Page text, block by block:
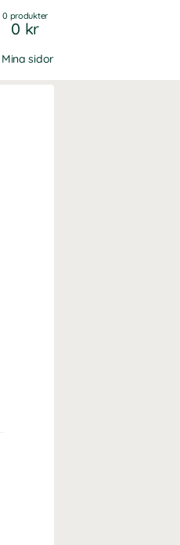
0 produkter
0 kr
Mina sidor